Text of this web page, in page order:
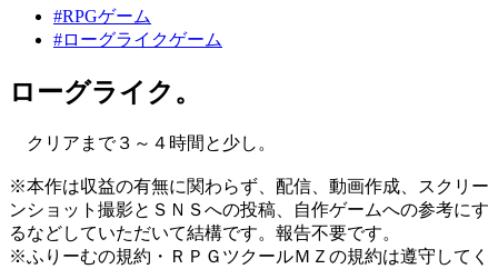
#RPGゲーム
#ローグライクゲーム
ローグライク。
クリアまで３～４時間と少し。
※本作は収益の有無に関わらず、配信、動画作成、スクリー
ンショット撮影とＳＮＳへの投稿、自作ゲームへの参考にす
るなどしていただいて結構です。報告不要です。
※ふりーむの規約・ＲＰＧツクールＭＺの規約は遵守してく